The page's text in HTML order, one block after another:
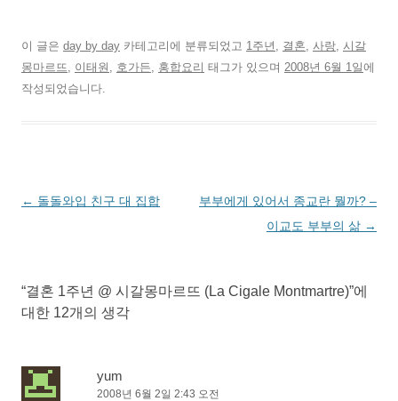
이 글은 day by day 카테고리에 분류되었고 1주년 결혼 사랑 시갈
몽마르뜨
이태원 호가든 홍합요리 태그가 있으며 2008년 6월 1일에
작성되었습니다.
글
이
← 돌돌와입 친구 대 집합
부부에게 있어서 종교란 뭘까? –
이교도 부부의 삶 →
“결혼 1주년 @ 시갈몽마르뜨 (La Cigale Montmartre)”에
대한 12개의 생각
yum
2008년 6월 2일 2:43 오전